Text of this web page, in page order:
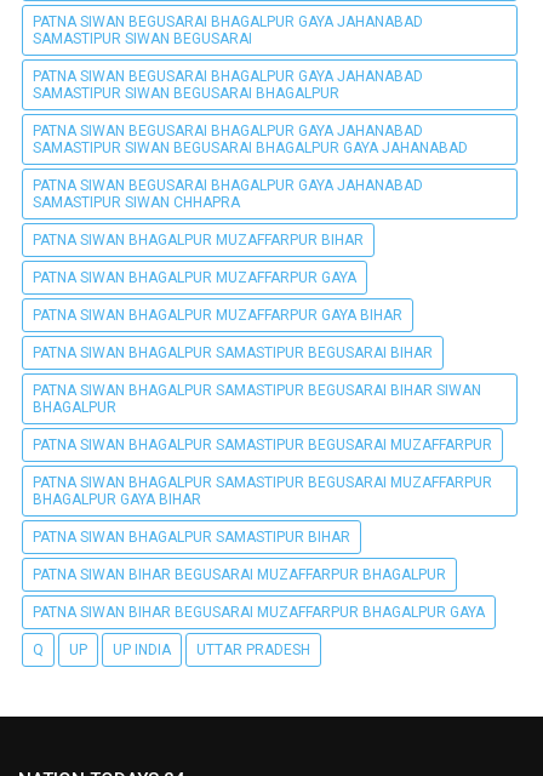
PATNA SIWAN BEGUSARAI BHAGALPUR GAYA JAHANABAD
SAMASTIPUR SIWAN BEGUSARAI
PATNA SIWAN BEGUSARAI BHAGALPUR GAYA JAHANABAD
SAMASTIPUR SIWAN BEGUSARAI BHAGALPUR
PATNA SIWAN BEGUSARAI BHAGALPUR GAYA JAHANABAD
SAMASTIPUR SIWAN BEGUSARAI BHAGALPUR GAYA JAHANABAD
PATNA SIWAN BEGUSARAI BHAGALPUR GAYA JAHANABAD
SAMASTIPUR SIWAN CHHAPRA
PATNA SIWAN BHAGALPUR MUZAFFARPUR BIHAR
PATNA SIWAN BHAGALPUR MUZAFFARPUR GAYA
PATNA SIWAN BHAGALPUR MUZAFFARPUR GAYA BIHAR
PATNA SIWAN BHAGALPUR SAMASTIPUR BEGUSARAI BIHAR
PATNA SIWAN BHAGALPUR SAMASTIPUR BEGUSARAI BIHAR SIWAN
BHAGALPUR
PATNA SIWAN BHAGALPUR SAMASTIPUR BEGUSARAI MUZAFFARPUR
PATNA SIWAN BHAGALPUR SAMASTIPUR BEGUSARAI MUZAFFARPUR
BHAGALPUR GAYA BIHAR
PATNA SIWAN BHAGALPUR SAMASTIPUR BIHAR
PATNA SIWAN BIHAR BEGUSARAI MUZAFFARPUR BHAGALPUR
PATNA SIWAN BIHAR BEGUSARAI MUZAFFARPUR BHAGALPUR GAYA
Q UP UP INDIA UTTAR PRADESH